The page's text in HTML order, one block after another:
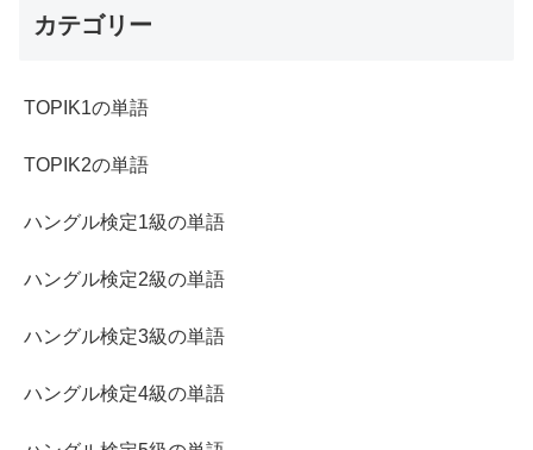
カテゴリー
TOPIK1の単語
TOPIK2の単語
ハングル検定1級の単語
ハングル検定2級の単語
ハングル検定3級の単語
ハングル検定4級の単語